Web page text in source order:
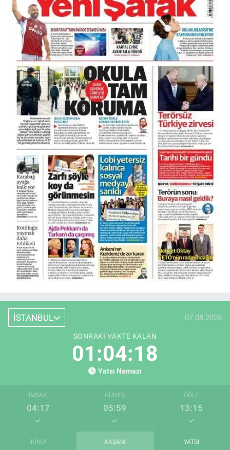
İSTANBUL 07.08.2026
SONRAKI VAKTE KALAN
01:04:17
Yatsı Namazı
İMSAK
04:17
GÜNEŞ
05:59
ÖĞLE
13:15
İKINDI AKŞAM YATSI